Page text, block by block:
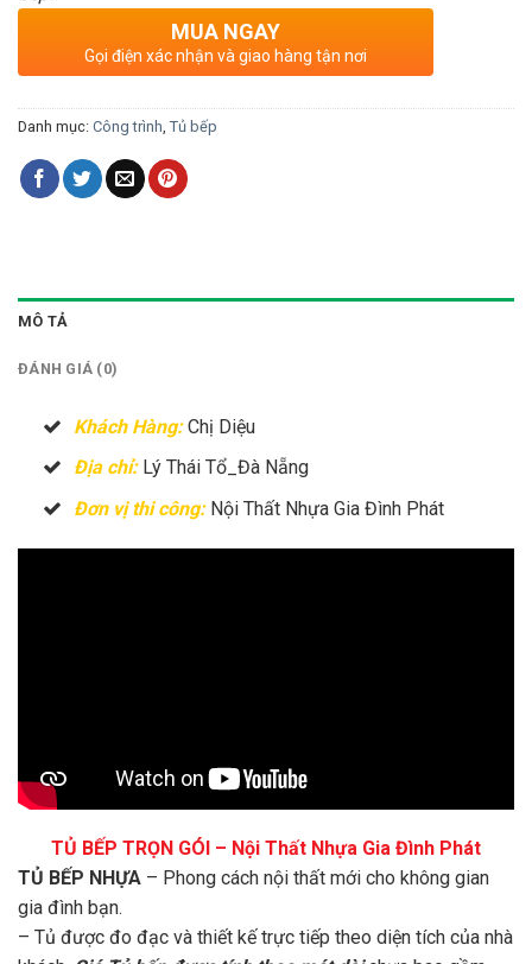
MUA NGAY
Gọi điện xác nhận và giao hàng tận nơi
Danh mục: Công trình Tủ bếp
MÔ TẢ
ĐÁNH GIÁ (0)
Khách Hàng:Chị Diệu
Địa chỉ:Lý Thái Tổ_Đà Nẵng
Đơn vị thi công:Nội Thất Nhựa Gia Đình Phát
TỦ BẾP TRỌN GÓI – Nội Thất Nhựa Gia Đình Phát
TỦ BẾP NHỰA – Phong cách nội thất mới cho không gian
gia đình bạn.
– Tủ được đo đạc và thiết kế trực tiếp theo diện tích của nhà